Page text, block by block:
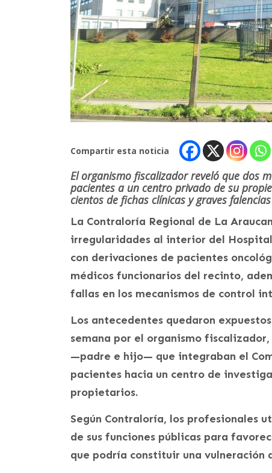
Compartir esta noticia
El organismo fiscalizador reveló que dos
pacientes a un centro privado de su
cientos de fichas clínicas y graves
La Contraloría Regional de La
irregularidades al interior del
con derivaciones de pacientes
médicos funcionarios del recinto,
fallas en los mecanismos de control
Los antecedentes quedaron
semana por el organismo
—padre e hijo— que integraban el
pacientes hacia un centro de
propietarios.
Según Contraloría, los profesionales
de sus funciones públicas para
que podría constituir una